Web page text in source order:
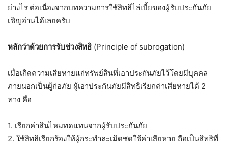
ย่างไร ต่อเนื่องจากบทความการใช้สิทธิไล่เบี้ยของผู้รับประกันภัย
เชิญอ่านได้เลยครับ
หลักว่าด้วยการรับช่วงสิทธิ (Principle of subrogation)
เมื่อเกิดความเสียหายแก่ทรัพย์สินที่เอาประกันภัยไว้โดยมีบุคคล
ภายนอกเป็นผู้ก่อภัย ผู้เอาประกันภัยมีสิทธิเรียกค่าเสียหายได้ 2
ทาง คือ
1. เรียกค่าสินไหมทดแทนจากผู้รับประกันภัย
2. ใช้สิทธิเรียกร้องให้ผู้กระทำละเมิดชดใช้ค่าเสียหาย ถือเป็นสิทธิที่